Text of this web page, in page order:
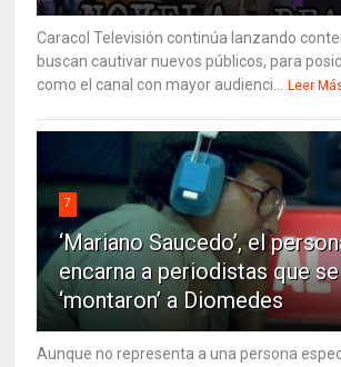
Caracol Televisión continúa lanzando
buscan cautivar nuevos públicos, para
como el canal con mayor audienci... Leer
7
‘Mariano Saucedo’, el
encarna a periodistas que
‘montaron’ a Diomedes
Aunque no representa a una persona